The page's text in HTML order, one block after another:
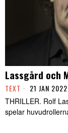
Lassgård och
TEXT 21 JAN 2022
THRILLER. Rolf
spelar